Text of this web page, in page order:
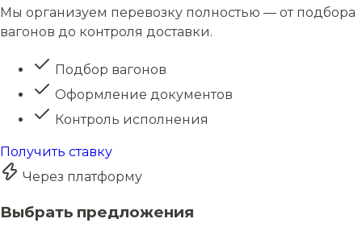
Мы организуем перевозку полностью — от подбора
вагонов до контроля доставки.
Подбор вагонов
Оформление документов
Контроль исполнения
Получить ставку
Через платформу
Выбрать предложения